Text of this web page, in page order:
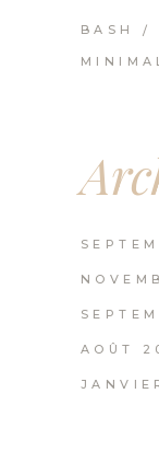
BASH
AOÛT